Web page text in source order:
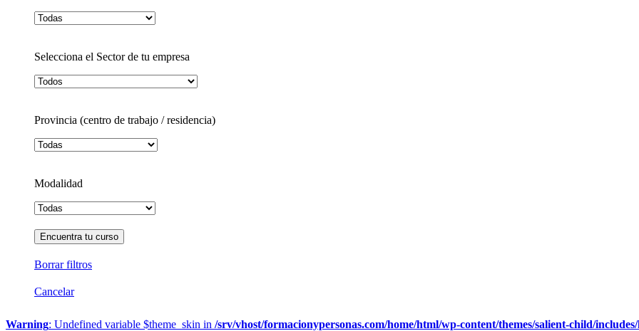
Selecciona el Sector de tu empresa
Provincia (centro de trabajo / residencia)
Modalidad
Borrar filtros
Cancelar
Warning: Undefined variable $theme_skin in /srv/vhost/formacionypersonas.com/home/html/wp-content/themes/salient-child/